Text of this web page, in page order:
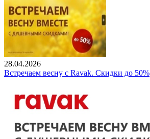
28.04.2026
Встречаем весну с Ravak. Скидки до 50%